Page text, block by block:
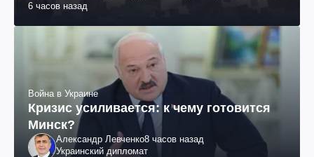
6 часов назад
Война в Украине
Кризис усиливается: к чему готовится
Минск?
Александр Левченко8 часов назад
Украинский дипломат